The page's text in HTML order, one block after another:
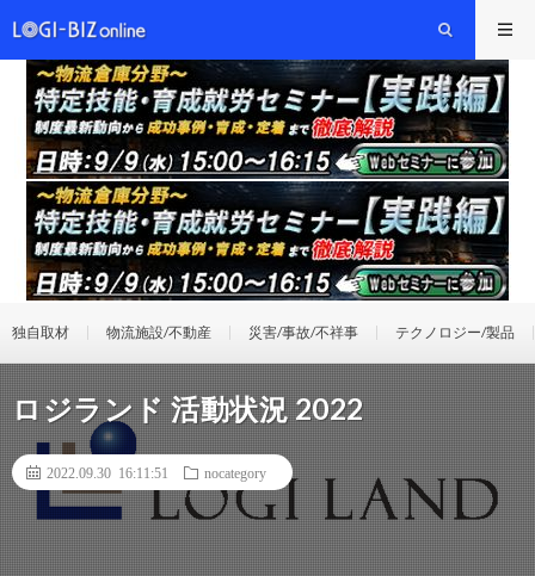
独自取材 物流施設/不動産 災害/事故/不祥事 テクノロジー/製品
ロジランド 活動状況 2022
2022.09.30 16:11:51 nocategory